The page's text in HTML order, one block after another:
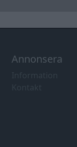
Annonsera